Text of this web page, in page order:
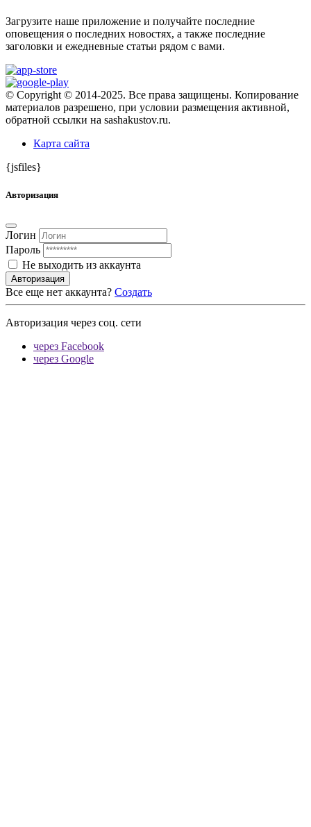
Загрузите наше приложение и получайте последние
оповещения о последних новостях, а также последние
заголовки и ежедневные статьи рядом с вами.
© Copyright © 2014-2025. Все права защищены. Копирование
материалов разрешено, при условии размещения активной,
обратной ссылки на sashakustov.ru.
Карта сайта
{jsfiles}
Авторизация
Логин
Пароль
Не выходить из аккаунта
Авторизация
Все еще нет аккаунта? Создать
Авторизация через соц. сети
через Facebook
через Google